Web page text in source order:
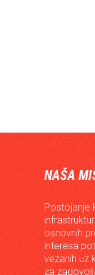
NAŠA
Postojanje
osnovnih
interesa
vezanih uz
za